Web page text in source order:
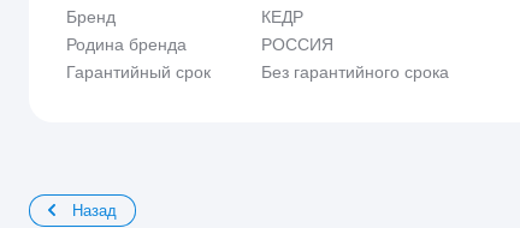
Бренд
КЕДР
Родина бренда
РОССИЯ
Гарантийный срок
Без гарантийного срока
Назад